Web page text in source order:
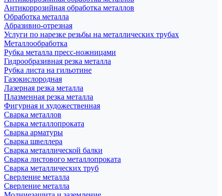
Антикоррозийная обработка металлов
Обработка металла
Абразивно-отрезная
Услуги по нарезке резьбы на металлических трубах
Металлообработка
Рубка металла пресс-ножницами
Гидрообразивная резка металла
Рубка листа на гильотине
Газокислородная
Лазерная резка металла
Плазменная резка металла
Фигурная и художественная
Сварка металлов
Сварка металлопроката
Сварка арматуры
Сварка швеллера
Сварка металлической балки
Сварка листового металлопроката
Сварка металлических труб
Сверление металла
Сверление металла